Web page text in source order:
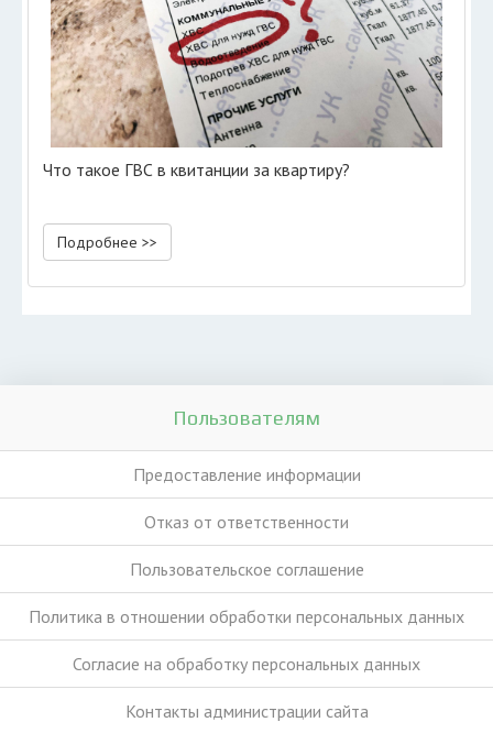
Что такое ГВС в квитанции за квартиру?
Подробнее >>
Пользователям
Предоставление информации
Отказ от ответственности
Пользовательское соглашение
Политика в отношении обработки персональных данных
Согласие на обработку персональных данных
Контакты администрации сайта